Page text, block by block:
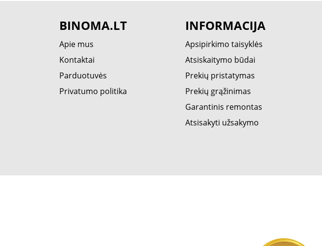
BINOMA.LT
Apie mus
Kontaktai
Parduotuvės
Privatumo politika
INFORMACIJA
Apsipirkimo taisyklės
Atsiskaitymo būdai
Prekių pristatymas
Prekių grąžinimas
Garantinis remontas
Atsisakyti užsakymo